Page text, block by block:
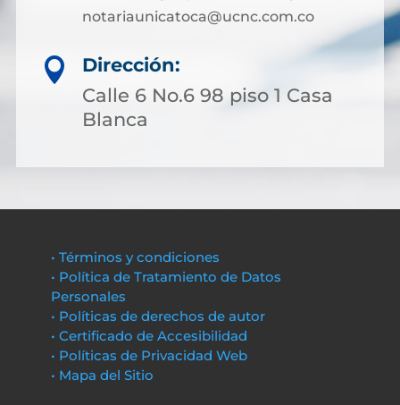
notariaunicatoca@ucnc.com.co

Dirección:
Calle 6 No.6 98 piso 1 Casa
Blanca
• Términos y condiciones
• Política de Tratamiento de Datos
Personales
• Políticas de derechos de autor
• Certificado de Accesibilidad
• Políticas de Privacidad Web
• Mapa del Sitio